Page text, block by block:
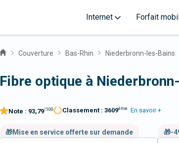
Internet Forfait
Couverture Bas-Rhin Niederbronn-les-Bains
Fibre optique à
Note : 93,79/100 Classement : 3609ème En savoir +
🎁Mise en service offerte sur demande 🎁-